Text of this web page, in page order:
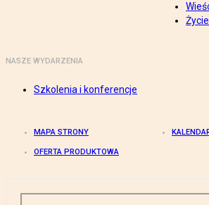
NASZE WYDARZENIA
Szkolenia i konferencje
MAPA STRONY
OFERTA PRODUKTOWA